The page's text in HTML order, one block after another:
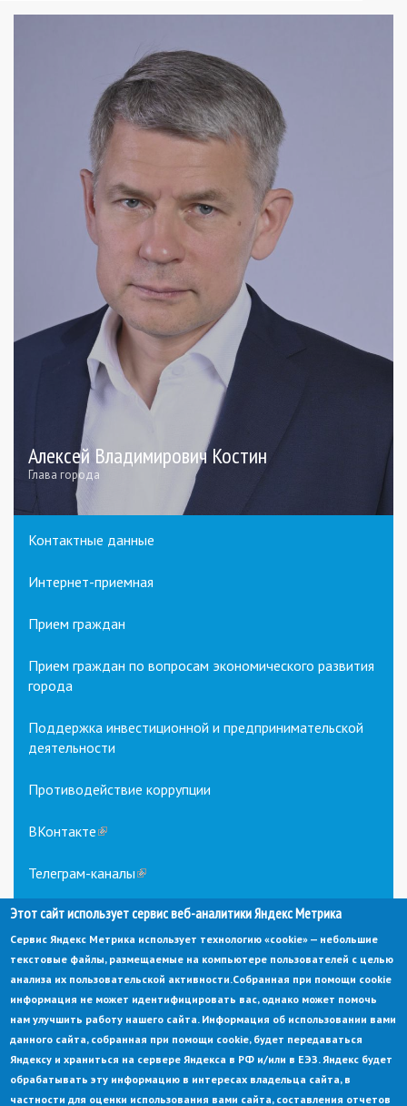
Алексей Владимирович Костин
Глава города
Контактные данные
Интернет-приемная
Прием граждан
Прием граждан по вопросам экономического развития
города
Поддержка инвестиционной и предпринимательской
деятельности
Противодействие коррупции
ВКонтакте(link
external)
Телеграм-каналы(link
external)
© Администрация города Заречный
Электронная почта:
adm@zarechny.zato.ru
sends
e-
Пензенская обл, г. Заречный, пр-кт. 30-летия Победы, д. 27, 442960
Этот сайт использует сервис веб-аналитики Яндекс Метрика
Сервис Яндекс Метрика использует технологию «cookie» — небольшие
текстовые файлы, размещаемые на компьютере пользователей с целью
анализа их пользовательской активности.Собранная при помощи cookie
информация не может идентифицировать вас, однако может помочь
нам улучшить работу нашего сайта. Информация об использовании вами
данного сайта, собранная при помощи cookie, будет передаваться
Яндексу и храниться на сервере Яндекса в РФ и/или в ЕЭЗ. Яндекс будет
обрабатывать эту информацию в интересах владельца сайта, в
частности для оценки использования вами сайта, составления отчетов